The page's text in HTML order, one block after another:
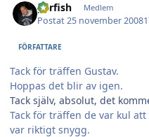
garfish Medlem
Postat25 november 2008
FÖRFATTARE
Tack för träffen Gustav.
Hoppas det blir av igen.
Tack själv, absolut, det
Tack för träffen de var kul
var riktigt snygg.